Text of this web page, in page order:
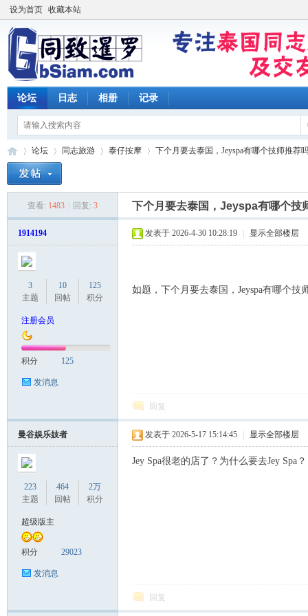
设为首页 收藏本站
论坛 日志 相册 记录
论坛
›
同志旅游
›
泰仔按摩
›
下个月要去泰国，Jeyspa有哪个技师推荐
查看: 1483 回复: 3 下个月要去泰国，Jeyspa有哪个技
1914194
3
主题
10
回帖
125
积分
注册会员
积分 125
发消息
发表于 2026-4-30 10:28:19 显示全部楼层
如题，下个月要去泰国，Jeyspa有哪个技
回复
曼谷娱乐妓者
223
主题
464
回帖
2万
积分
超级版主
积分 29023
发消息
发表于 2026-5-17 15:14:45 显示全部楼层
Jey Spa很老的店了？为什么要去Jey Spa？
回复